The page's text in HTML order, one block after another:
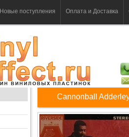
Новые поступления Оплата и Доставка
Cannonball